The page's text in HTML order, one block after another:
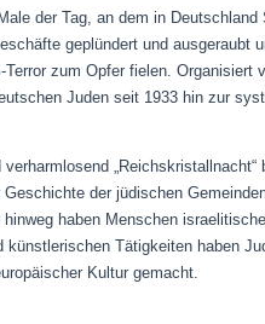
der Tag, an dem in
geplündert und
zum Opfer fielen.
Juden seit 1933 hin zur
der jüdischen
haben Menschen
künstlerischen Tätigkeiten haben
Kultur gemacht.